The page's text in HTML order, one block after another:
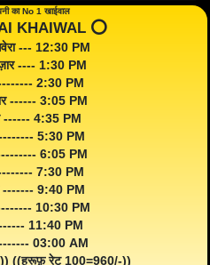
का No 1 खाईवाल
KHAIWAL ⭕️
--- 12:30 PM
---- 1:30 PM
2:30 PM
------ 3:05 PM
------ 4:35 PM
5:30 PM
--------- 6:05 PM
-------- 7:30 PM
------- 9:40 PM
10:30 PM
11:40 PM
03:00 AM
)) ((हरूफ़ रेट 100=960/-))